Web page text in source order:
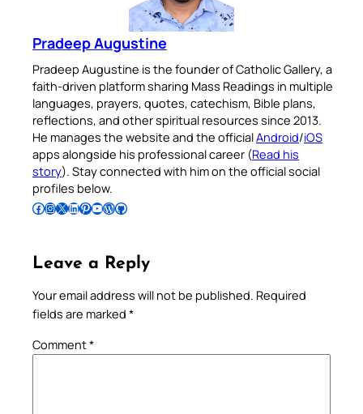
Pradeep Augustine
Pradeep Augustine is the founder of Catholic Gallery, a
faith-driven platform sharing Mass Readings in multiple
languages, prayers, quotes, catechism, Bible plans,
reflections, and other spiritual resources since 2013.
He manages the website and the officialAndroid/iOS
apps alongside his professional career (Read his
story). Stay connected with him on the official social
profiles below.
Follow Pradeep on Facebook Follow Pradeep on InstagramFollow Pradeep on X Follow Pradeep on LinkedIn Follow Pradeep on Pinterest Subscribe to Pradeep’s Youtube Channel Follow Pradeep on WordPress Follow Pradeep on GitHub
Leave a Reply
Your email address will not be published. Required
fields are marked *
Comment*